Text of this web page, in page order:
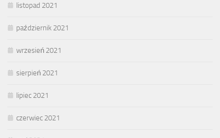
listopad 2021
październik 2021
wrzesień 2021
sierpień 2021
lipiec 2021
czerwiec 2021